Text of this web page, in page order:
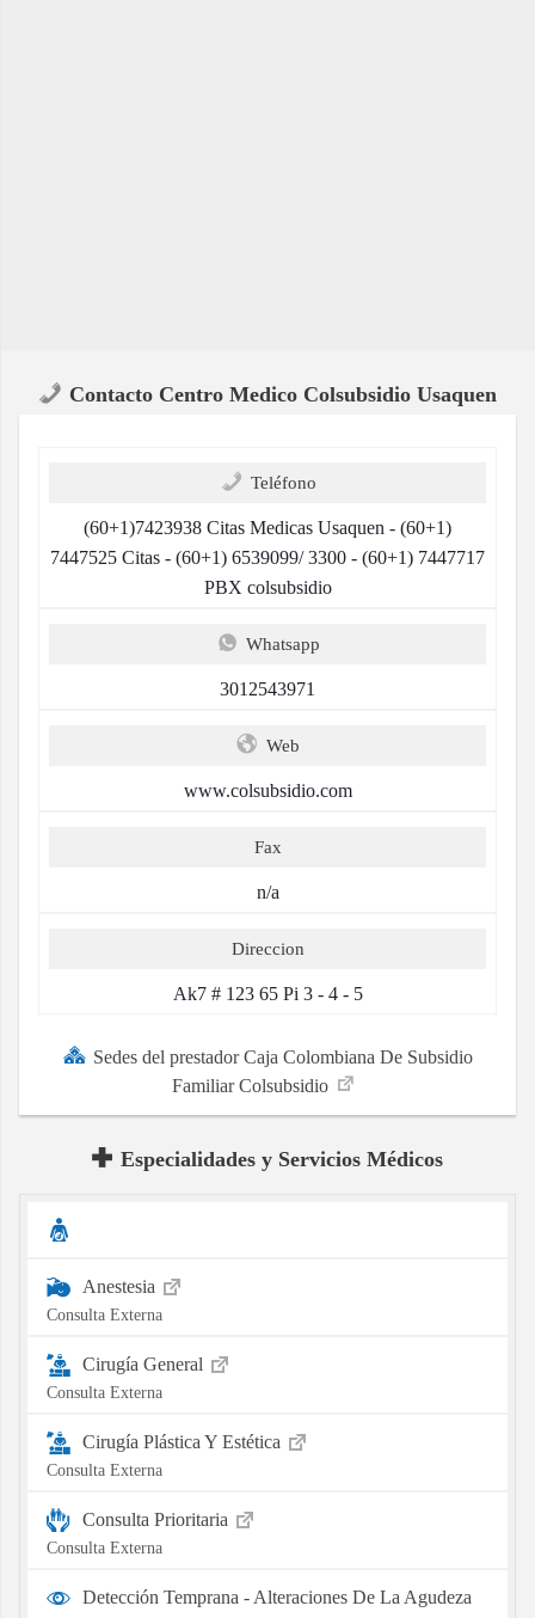
Contacto Centro Medico Colsubsidio Usaquen
Teléfono
(60+1)7423938 Citas Medicas Usaquen - (60+1)
7447525 Citas - (60+1) 6539099/ 3300 - (60+1) 7447717
PBX colsubsidio
Whatsapp
3012543971
Web
www.colsubsidio.com
Fax
n/a
Direccion
Ak7 # 123 65 Pi 3 - 4 - 5
Sedes del prestador Caja Colombiana De Subsidio
Familiar Colsubsidio
Especialidades y Servicios Médicos
Anestesia
Consulta Externa
Cirugía General
Consulta Externa
Cirugía Plástica Y Estética
Consulta Externa
Consulta Prioritaria
Consulta Externa
Detección Temprana - Alteraciones De La Agudeza